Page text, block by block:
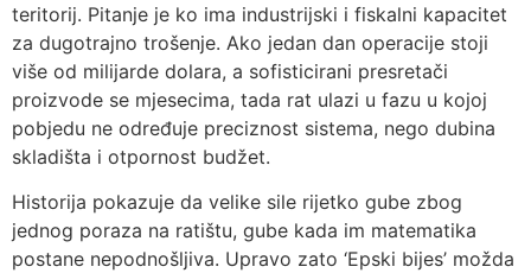
teritorij. Pitanje je ko ima industrijski i fiskalni kapacitet
za dugotrajno trošenje. Ako jedan dan operacije stoji
više od milijarde dolara, a sofisticirani presretači
proizvode se mjesecima, tada rat ulazi u fazu u kojoj
pobjedu ne određuje preciznost sistema, nego dubina
skladišta i otpornost budžet.
Historija pokazuje da velike sile rijetko gube zbog
jednog poraza na ratištu, gube kada im matematika
postane nepodnošljiva. Upravo zato ‘Epski bijes’ možda